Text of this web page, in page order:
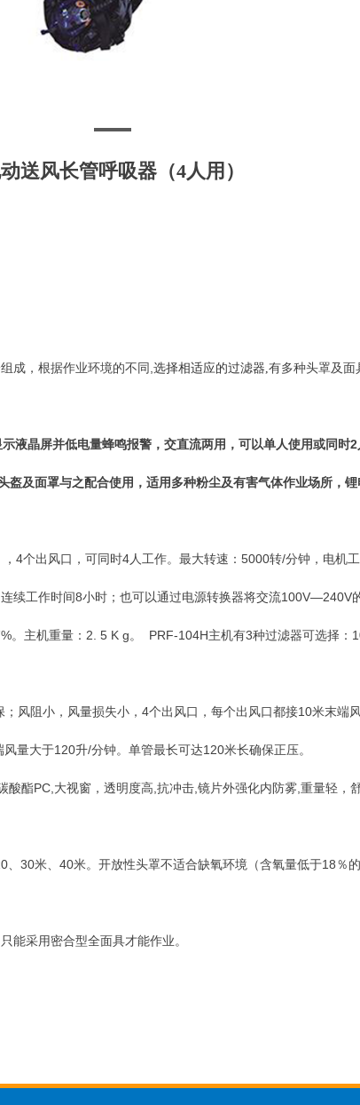
送风长管呼吸器（4人用）
成，根据作业环境的不同, 选择相适应的过滤器,有多种头罩及面
液晶屏并低电量蜂鸣报警，交直流两用，可以单人使用或同时
盔及面罩与之配合使用，适用多种粉尘及有害气体作业场所，
4个出风口，可同时4人工作。最大转速：5000转/分钟，电机
续工作时间8小时；也可以通过电源转换器将交流100V—240V
。主机重量：2. 5 K g。 PRF-104H主机有3种过滤器可选择：
风阻小，风量损失小，4个出风口，每个出风口都接10米末端
量大于120升/分钟。单管最长可达120米长确保正压。
酯PC,大视窗，透明度高,抗冲击,镜片外强化内防雾,重量轻，舒
30米、40米。开放性头罩不适合缺氧环境（含氧量低于18％
能采用密合型全面具才能作业。